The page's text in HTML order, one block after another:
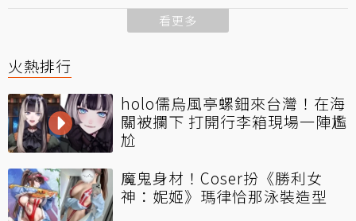
看更多
火熱排行
holo儒烏風亭螺鈿來台灣！在海
關被攔下 打開行李箱現場一陣尷
尬
魔鬼身材！Coser扮《勝利女
神：妮姬》瑪律恰那泳裝造型